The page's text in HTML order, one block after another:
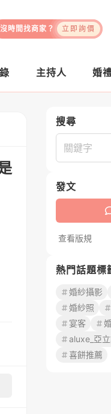
沒時間找商家？ 立即詢價
主持人 婚
搜尋
搜尋
發文
查看版規
熱門話題標
婚紗攝影
婚紗照
宴客
aluxe_亞
喜餅推薦